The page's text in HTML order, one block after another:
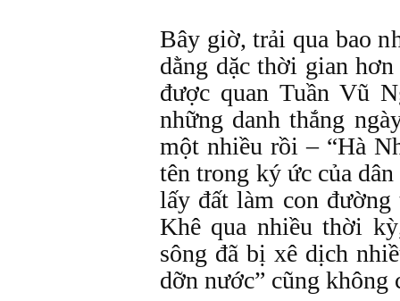
Bây giờ, trải qua bao
dằng dặc thời gian
được quan Tuần Vũ
những danh thắng
một nhiều rồi – “Hà
tên trong ký ức của
lấy đất làm con
Khê qua nhiều thời
sông đã bị xê dịch
dỡn nước” cũng không